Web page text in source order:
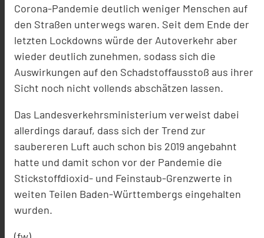
Corona-Pandemie deutlich weniger Menschen auf
den Straßen unterwegs waren. Seit dem Ende der
letzten Lockdowns würde der Autoverkehr aber
wieder deutlich zunehmen, sodass sich die
Auswirkungen auf den Schadstoffausstoß aus ihrer
Sicht noch nicht vollends abschätzen lassen.
Das Landesverkehrsministerium verweist dabei
allerdings darauf, dass sich der Trend zur
saubereren Luft auch schon bis 2019 angebahnt
hatte und damit schon vor der Pandemie die
Stickstoffdioxid- und Feinstaub-Grenzwerte in
weiten Teilen Baden-Württembergs eingehalten
wurden.